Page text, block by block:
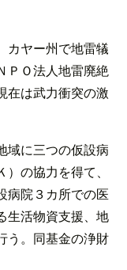
カヤー州で地雷犠
ＰＯ法人地雷廃絶
在は武力衝突の激
域に三つの仮設病
の協力を得て、
病院３カ所での医
生活物資支援、地
う。同基金の浄財